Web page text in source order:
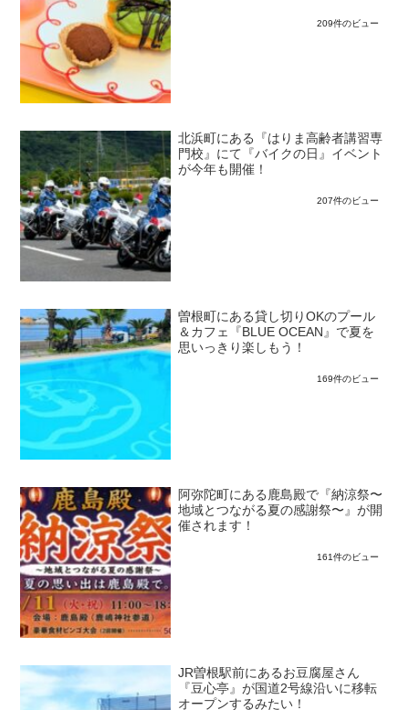
209件のビュー
北浜町にある『はりま高齢者講習専
門校』にて『バイクの日』イベント
が今年も開催！
207件のビュー
曽根町にある貸し切りOKのプール
＆カフェ『BLUE OCEAN』で夏を
思いっきり楽しもう！
169件のビュー
阿弥陀町にある鹿島殿で『納涼祭〜
地域とつながる夏の感謝祭〜』が開
催されます！
161件のビュー
JR曽根駅前にあるお豆腐屋さん
『豆心亭』が国道2号線沿いに移転
オープンするみたい！